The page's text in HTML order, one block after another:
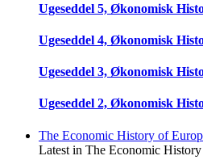
Ugeseddel 5, Økonomisk
Ugeseddel 4, Økonomisk
Ugeseddel 3, Økonomisk
Ugeseddel 2, Økonomisk
The Economic History of
Latest in The Economic